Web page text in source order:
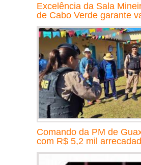
Excelência da Sala
de Cabo Verde garante
Comando da PM de
com R$ 5,2 mil